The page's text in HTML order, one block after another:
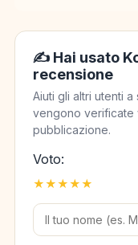
✍️ Hai usato
recensione
Aiuti gli altri utenti
vengono verificate
pubblicazione.
Voto:
★
★
★
★
★